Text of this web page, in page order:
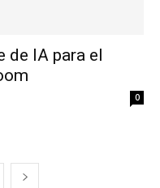
de IA para el
0